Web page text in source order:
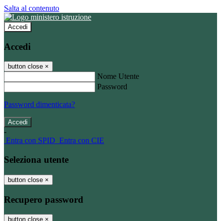
Salta al contenuto
Accedi
Accedi
button close ×
Nome Utente
Password
Password dimenticata?
-
Entra con SPID Entra con CIE
Seleziona utente
button close ×
Recupero password
button close ×